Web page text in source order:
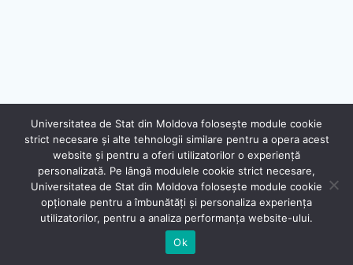
Secție Programare Web al USM ®
Universitatea de Stat din Moldova folosește module cookie
strict necesare și alte tehnologii similare pentru a opera acest
website și pentru a oferi utilizatorilor o experiență
personalizată. Pe lângă modulele cookie strict necesare,
Universitatea de Stat din Moldova folosește module cookie
opționale pentru a îmbunătăți și personaliza experiența
utilizatorilor, pentru a analiza performanța website-ului.
Ok